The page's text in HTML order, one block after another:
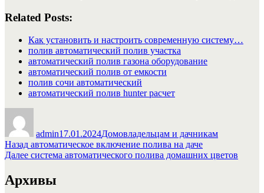
Related Posts:
Как установить и настроить современную систему…
полив автоматический полив участка
автоматический полив газона оборудование
автоматический полив от емкости
полив сочи автоматический
автоматический полив hunter расчет
admin17.01.2024Домовладельцам и дачникам
Навигация
по
записям
Назад Предыдущая
запись:
автоматическое включение полива на даче
Далее Следующая
система автоматического полива домашних цветов
Архивы